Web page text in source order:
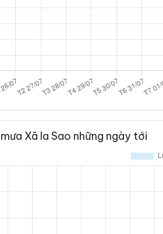
Xã Ia Sao những ngày tới